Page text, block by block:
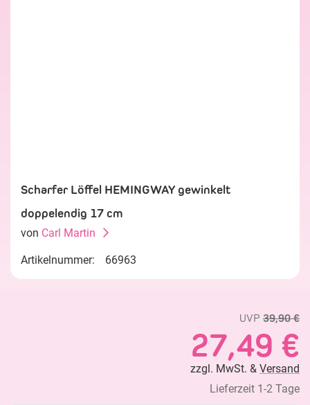
Scharfer Löffel HEMINGWAY gewinkelt
doppelendig 17 cm
von Carl Martin
Artikelnummer: 66963
UVP 39,90 €
27,49 €
zzgl. MwSt. & Versand
Lieferzeit 1-2 Tage